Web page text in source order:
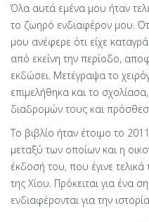
Όλα αυτά εμένα μου ήταν
το ζωηρό ενδιαφέρον μου.
μου ανέφερε ότι είχε
από εκείνη την περίοδο,
εκδώσει. Μετέγραψα το
επιμελήθηκα και το
διαδρομών τους και
Το βιβλίο ήταν έτοιμο το
μεταξύ των οποίων και η
έκδοσή του, που έγινε
της Χίου. Πρόκειται για ένα
ενδιαφέρονται για την